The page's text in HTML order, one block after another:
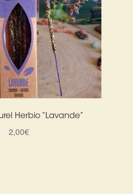
Herbio “Lavande”
2,00€